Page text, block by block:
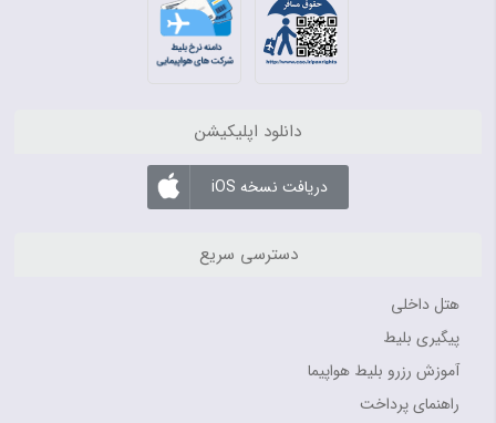
دانلود اپلیکیشن
دریافت نسخه iOS
دسترسی سریع
هتل داخلی
پیگیری بلیط
آموزش رزرو بلیط هواپیما
راهنمای پرداخت